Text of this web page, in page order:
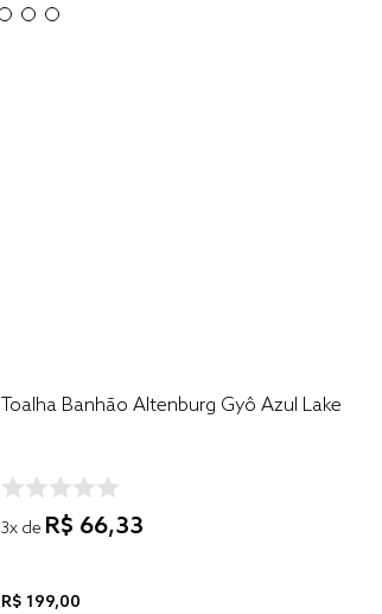
Toalha Banhão Altenburg Gyô Azul Lake
3x de R$ 66,33
R$ 199,00